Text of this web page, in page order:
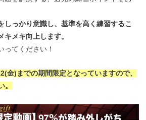
しっかり意識し、基準を高く練習するこ
キメキ向上します。
ってください！
金)までの期間限定となっていますので、
。